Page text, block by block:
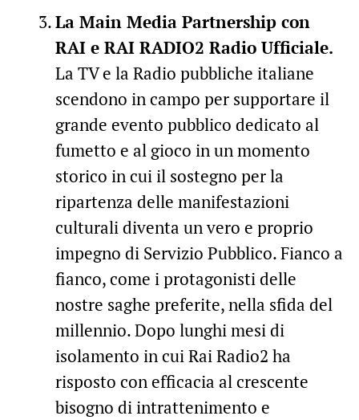
La Main Media Partnership con
RAI e RAI RADIO2 Radio Ufficiale.
La TV e la Radio pubbliche italiane
scendono in campo per supportare il
grande evento pubblico dedicato al
fumetto e al gioco in un momento
storico in cui il sostegno per la
ripartenza delle manifestazioni
culturali diventa un vero e proprio
impegno di Servizio Pubblico. Fianco a
fianco, come i protagonisti delle
nostre saghe preferite, nella sfida del
millennio. Dopo lunghi mesi di
isolamento in cui Rai Radio2 ha
risposto con efficacia al crescente
bisogno di intrattenimento e